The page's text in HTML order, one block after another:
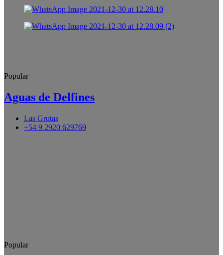
Popular
Aguas de Delfines
Las Grutas
+54 9 2920 629769
Popular